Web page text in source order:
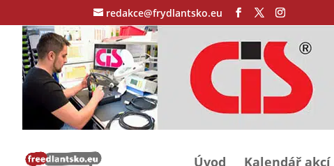
redakce@frydlantsko.eu
Úvod Kalendář akcí